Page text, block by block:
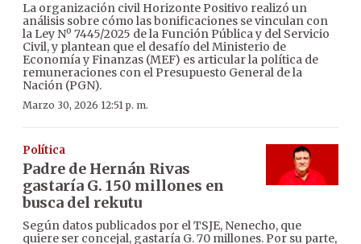
La organización civil Horizonte Positivo realizó un
análisis sobre cómo las bonificaciones se vinculan con
la Ley Nº 7445/2025 de la Función Pública y del Servicio
Civil, y plantean que el desafío del Ministerio de
Economía y Finanzas (MEF) es articular la política de
remuneraciones con el Presupuesto General de la
Nación (PGN).
Marzo 30, 2026 12:51 p. m.
Política
Padre de Hernán Rivas
gastaría G. 150 millones en
busca del rekutu
Según datos publicados por el TSJE, Nenecho, que
quiere ser concejal, gastaría G. 70 millones. Por su parte,